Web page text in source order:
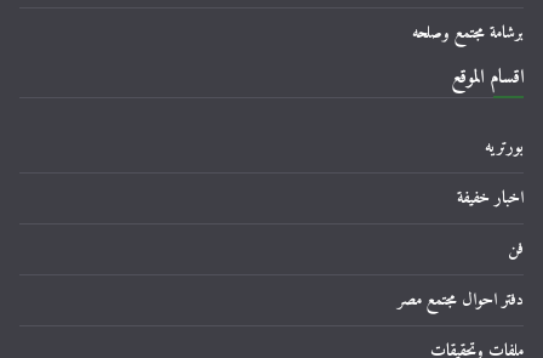
برشامة مجتمع وصلحه
اقسام الموقع
بورتريه
اخبار خفيفة
فن
دفتر احوال مجتمع مصر
ملفات وتحقيقات